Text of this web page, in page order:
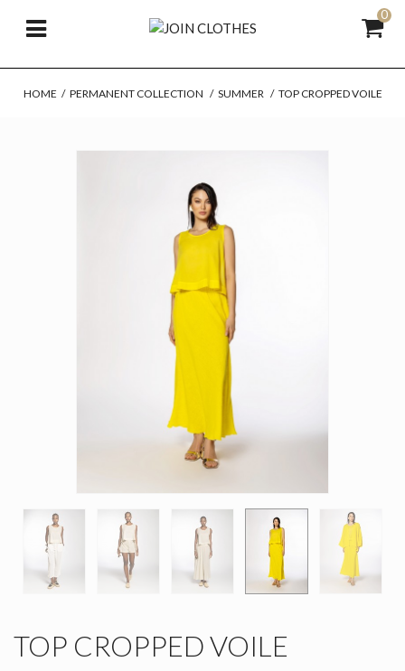
0
HOME / PERMANENT COLLECTION / SUMMER / TOP CROPPED VOILE
TOP CROPPED VOILE